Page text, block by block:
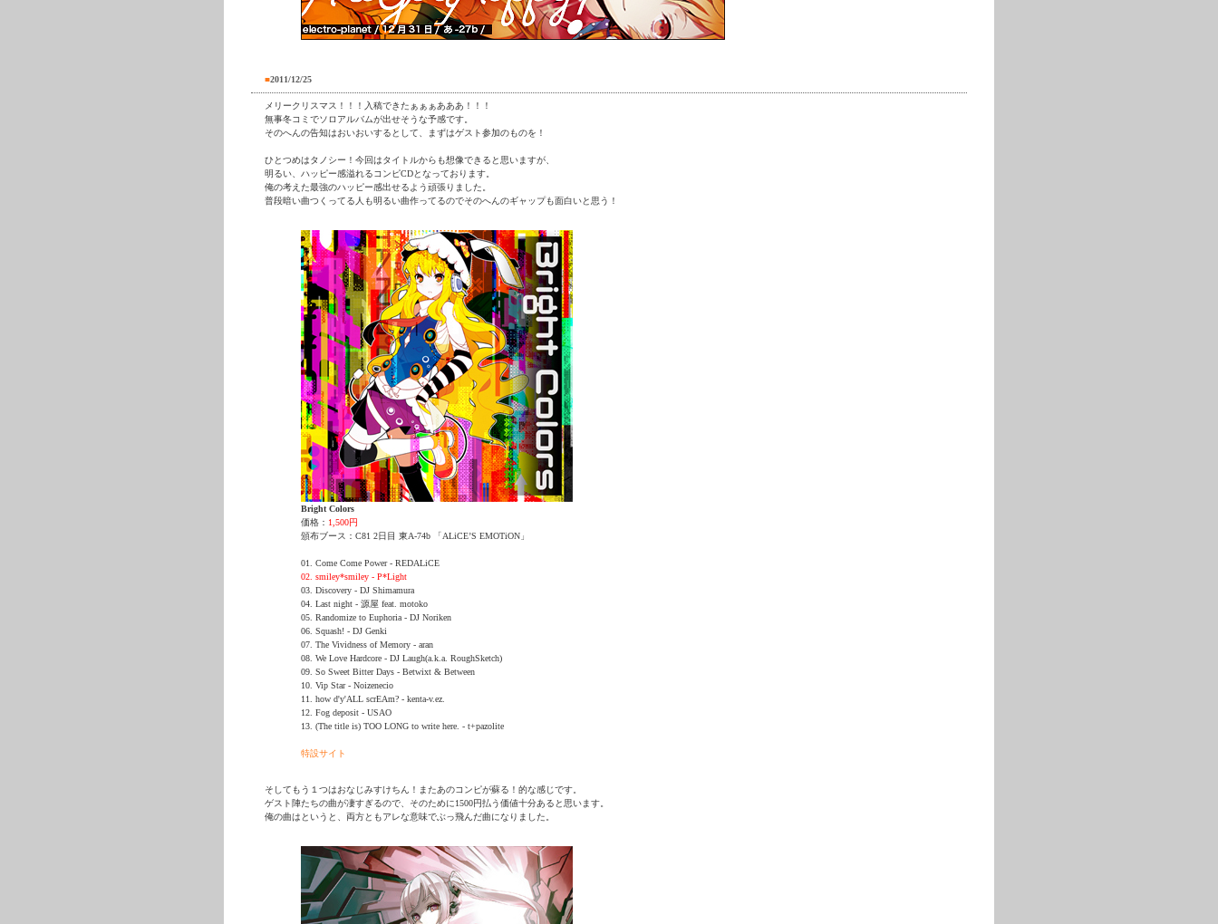
■2011/12/25
メリークリスマス！！！入稿できたぁぁぁあああ！！！
無事冬コミでソロアルバムが出せそうな予感です。
そのへんの告知はおいおいするとして、まずはゲスト参加のものを！
ひとつめはタノシー！今回はタイトルからも想像できると思いますが、
明るい、ハッピー感溢れるコンピCDとなっております。
俺の考えた最強のハッピー感出せるよう頑張りました。
普段暗い曲つくってる人も明るい曲作ってるのでそのへんのギャップも面白いと思う！
Bright Colors
価格： 1,500円
頒布ブース：C81 2日目 東A-74b 「ALiCE’S EMOTiON」
01. Come Come Power - REDALiCE
02. smiley*smiley - P*Light
03. Discovery - DJ Shimamura
04. Last night - 源屋 feat. motoko
05. Randomize to Euphoria - DJ Noriken
06. Squash! - DJ Genki
07. The Vividness of Memory - aran
08. We Love Hardcore - DJ Laugh(a.k.a. RoughSketch)
09. So Sweet Bitter Days - Betwixt & Between
10. Vip Star - Noizenecio
11. how d'y'ALL scrEAm? - kenta-v.ez.
12. Fog deposit - USAO
13. (The title is) TOO LONG to write here. - t+pazolite
特設サイト
そしてもう１つはおなじみすけちん！またあのコンピが蘇る！的な感じです。
ゲスト陣たちの曲が凄すぎるので、そのために1500円払う価値十分あると思います。
俺の曲はというと、両方ともアレな意味でぶっ飛んだ曲になりました。